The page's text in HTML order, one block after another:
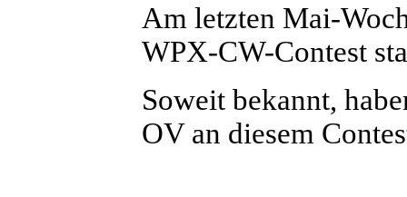
Am letzten Mai-
WPX-CW-Contest
Soweit bekannt,
OV an diesem